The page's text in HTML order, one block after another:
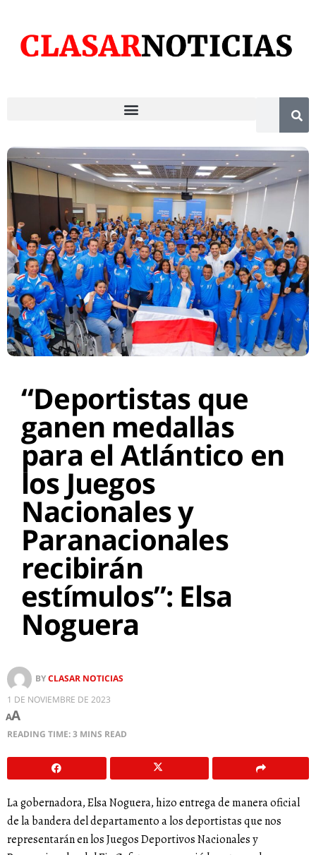
“Deportistas que
ganen medallas
para el Atlántico en
los Juegos
Nacionales y
Paranacionales
recibirán
estímulos”: Elsa
Noguera
BYCLASAR NOTICIAS
1 DE NOVIEMBRE DE 2023
AA
READING TIME: 3 MINS READ
La gobernadora, Elsa Noguera, hizo entrega de manera oficial
de la bandera del departamento a los deportistas que nos
representarán en los Juegos Deportivos Nacionales y